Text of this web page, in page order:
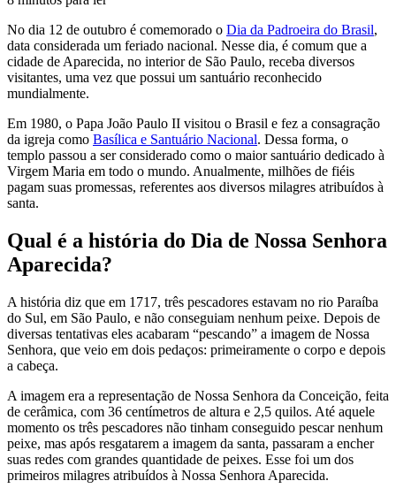
No dia 12 de outubro é comemorado o Dia da Padroeira do Brasil,
data considerada um feriado nacional. Nesse dia, é comum que a
cidade de Aparecida, no interior de São Paulo, receba diversos
visitantes, uma vez que possui um santuário reconhecido
mundialmente.
Em 1980, o Papa João Paulo II visitou o Brasil e fez a consagração
da igreja como Basílica e Santuário Nacional. Dessa forma, o
templo passou a ser considerado como o maior santuário dedicado à
Virgem Maria em todo o mundo. Anualmente, milhões de fiéis
pagam suas promessas, referentes aos diversos milagres atribuídos à
santa.
Qual é a história do Dia de Nossa Senhora
Aparecida?
A história diz que em 1717, três pescadores estavam no rio Paraíba
do Sul, em São Paulo, e não conseguiam nenhum peixe. Depois de
diversas tentativas eles acabaram “pescando” a imagem de Nossa
Senhora, que veio em dois pedaços: primeiramente o corpo e depois
a cabeça.
A imagem era a representação de Nossa Senhora da Conceição, feita
de cerâmica, com 36 centímetros de altura e 2,5 quilos. Até aquele
momento os três pescadores não tinham conseguido pescar nenhum
peixe, mas após resgatarem a imagem da santa, passaram a encher
suas redes com grandes quantidade de peixes. Esse foi um dos
primeiros milagres atribuídos à Nossa Senhora Aparecida.